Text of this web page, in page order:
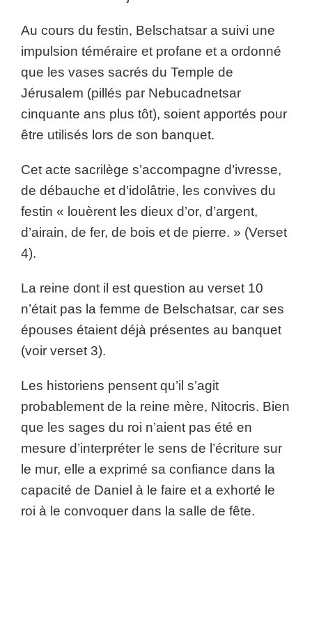
Au cours du festin, Belschatsar a suivi une
impulsion téméraire et profane et a ordonné
que les vases sacrés du Temple de
Jérusalem (pillés par Nebucadnetsar
cinquante ans plus tôt), soient apportés pour
être utilisés lors de son banquet.
Cet acte sacrilège s’accompagne d’ivresse,
de débauche et d’idolâtrie, les convives du
festin « louèrent les dieux d’or, d’argent,
d’airain, de fer, de bois et de pierre. » (Verset
4).
La reine dont il est question au verset 10
n’était pas la femme de Belschatsar, car ses
épouses étaient déjà présentes au banquet
(voir verset 3).
Les historiens pensent qu’il s’agit
probablement de la reine mère, Nitocris. Bien
que les sages du roi n’aient pas été en
mesure d’interpréter le sens de l’écriture sur
le mur, elle a exprimé sa confiance dans la
capacité de Daniel à le faire et a exhorté le
roi à le convoquer dans la salle de fête.